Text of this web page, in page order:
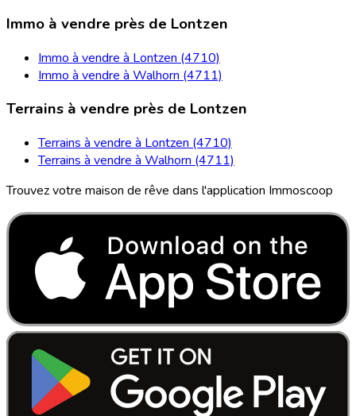
Immo à vendre près de Lontzen
Immo à vendre à Lontzen (4710)
Immo à vendre à Walhorn (4711)
Terrains à vendre près de Lontzen
Terrains à vendre à Lontzen (4710)
Terrains à vendre à Walhorn (4711)
Trouvez votre maison de rêve dans l'application Immoscoop